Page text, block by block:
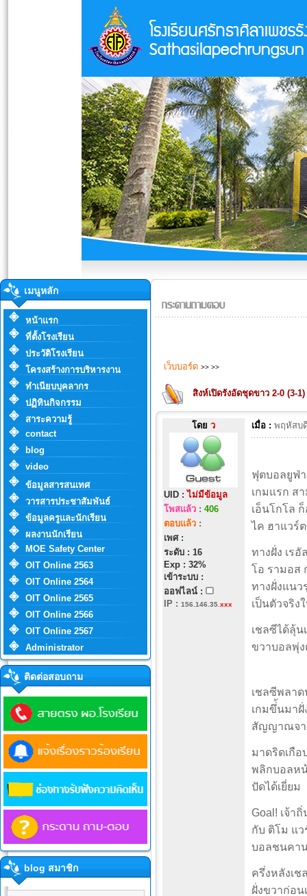
เมนูหลัก
หน้าแรก
ที่ตั้งโรงเรียน
ประวัติโรงเรียน
โครงสร้างการบริหารงาน
ทำเนียบบุคลากร
ปฏิทินกิจกรรม
สาระความรู้
contact
blog
video
ข้อมูลสารสนเทศ
วารสารประชาสัมพันธ์
ข้อมูลครูและนักเรียน
ผลงานนักเรียน
MOE Safety Center
OIT Online 2563
OIT Online 2564
OIT Online 2565
OIT Online 2566
OIT Online 2567
Administrator
ติดต่อสอบถาม
blog สมาชิก
เว็บบอร์ด >> >>
สิงห์เปิดรังอัดชุดขาว 2-0 (3-
โดย ว
UID :ไม่มีข้อมูล
โพสแล้ว: 406
ตอบแล้ว:
เพศ :
ระดับ : 16
Exp : 32%
เข้าระบบ :
ออฟไลน์ :
IP : 156.146.35. xxx
เมื่อ : พฤหัสบ
ฟุตบอลยูฟ่
เกมแรก ส
เอ็นโกโล
ไค ฮาแวร์
ทางฝั่ง เร
โอ รามอส
ทางฝั่งแนว
เป็นตัวจริง
เชลซีได้ลุ้
ขวาบอลพุ่
เชลซีพลาด
เกมขึ่้นมาฝั่
สัญญาณจา
มาดริดเกือ
พลิกบอลหน้
ปัดได้เยี่ยม
Goal! เจ้า
กับ ติโม แ
บอลชนคา
ครึ่งหลังเ
ฝั่งขวาก่อน